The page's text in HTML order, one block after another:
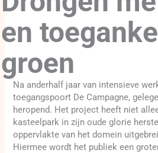
en
groen
Na anderhalf jaar van intensieve
toegangspoort De Campagne,
heropend. Het project heeft niet
kasteelpark in zijn oude glorie
oppervlakte van het domein
Hiermee wordt het publiek een